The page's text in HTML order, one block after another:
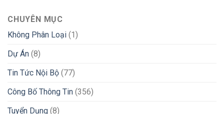
CHUYÊN MỤC
Không Phân Loại (1)
Dự Án (8)
Tin Tức Nội Bộ (77)
Công Bố Thông Tin (356)
Tuyển Dụng (8)